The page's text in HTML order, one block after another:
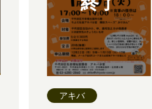
アキバ